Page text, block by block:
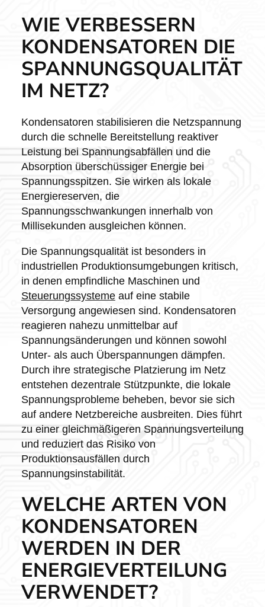
WIE VERBESSERN
KONDENSATOREN DIE
SPANNUNGSQUALITÄT
IM NETZ?
Kondensatoren stabilisieren die Netzspannung
durch die schnelle Bereitstellung reaktiver
Leistung bei Spannungsabfällen und die
Absorption überschüssiger Energie bei
Spannungsspitzen. Sie wirken als lokale
Energiereserven, die
Spannungsschwankungen innerhalb von
Millisekunden ausgleichen können.
Die Spannungsqualität ist besonders in
industriellen Produktionsumgebungen kritisch,
in denen empfindliche Maschinen und
Steuerungssystemeauf eine stabile
Versorgung angewiesen sind. Kondensatoren
reagieren nahezu unmittelbar auf
Spannungsänderungen und können sowohl
Unter- als auch Überspannungen dämpfen.
Durch ihre strategische Platzierung im Netz
entstehen dezentrale Stützpunkte, die lokale
Spannungsprobleme beheben, bevor sie sich
auf andere Netzbereiche ausbreiten. Dies führt
zu einer gleichmäßigeren Spannungsverteilung
und reduziert das Risiko von
Produktionsausfällen durch
Spannungsinstabilität.
WELCHE ARTEN VON
KONDENSATOREN
WERDEN IN DER
ENERGIEVERTEILUNG
VERWENDET?